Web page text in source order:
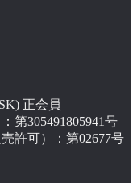
正会員
第305491805941号
許可）：第02677号